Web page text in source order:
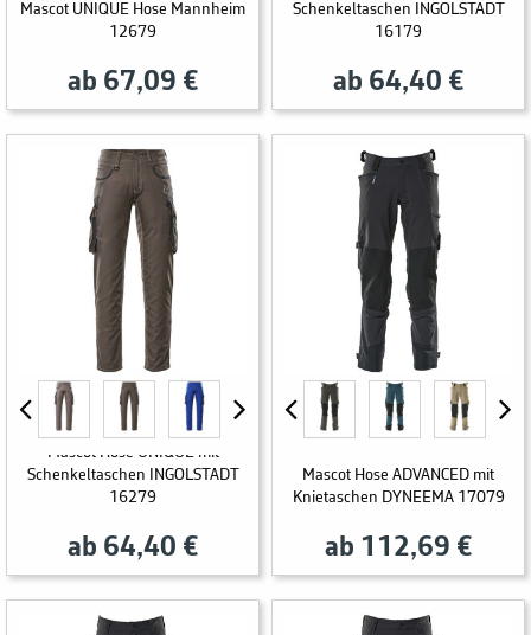
Mascot UNIQUE Hose Mannheim
12679
ab 67,09 €
Schenkeltaschen INGOLSTADT
16179
ab 64,40 €
Mascot Hose UNIQUE mit
Schenkeltaschen INGOLSTADT
16279
ab 64,40 €
Mascot Hose ADVANCED mit
Knietaschen DYNEEMA 17079
ab 112,69 €